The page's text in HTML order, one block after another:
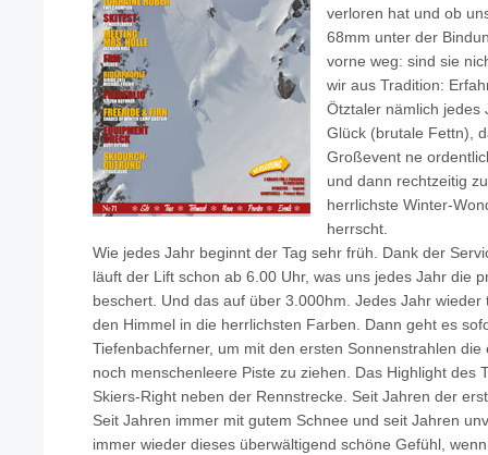
verloren hat und ob
68mm unter der
vorne weg: sind sie
wir aus Tradition:
Ötztaler nämlich jedes
Glück (brutale Fettn),
Großevent ne
und dann rechtzeitig
herrlichste Winter-
herrscht.
Wie jedes Jahr beginnt der Tag sehr früh. Dank der
läuft der Lift schon ab 6.00 Uhr, was uns jedes Jahr die
beschert. Und das auf über 3.000hm. Jedes Jahr
den Himmel in die herrlichsten Farben. Dann geht es
Tiefenbachferner, um mit den ersten Sonnenstrahlen
noch menschenleere Piste zu ziehen. Das Highlight des
Skiers-Right neben der Rennstrecke. Seit Jahren der
Seit Jahren immer mit gutem Schnee und seit Jahren
immer wieder dieses überwältigend schöne Gefühl,